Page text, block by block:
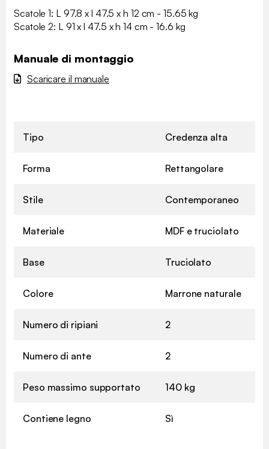
Scatole 1: L 97.8 x l 47.5 x h 12 cm - 15.65 kg
Scatole 2: L 91 x l 47.5 x h 14 cm - 16.6 kg
Manuale di montaggio
Scaricare il manuale
Tipo Credenza alta
Forma Rettangolare
Stile Contemporaneo
Materiale MDF e truciolato
Base Truciolato
Colore Marrone naturale
Numero di ripiani 2
Numero di ante 2
Peso massimo supportato 140 kg
Contiene legno Sì